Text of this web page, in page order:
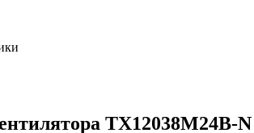
TX12038M24B-N